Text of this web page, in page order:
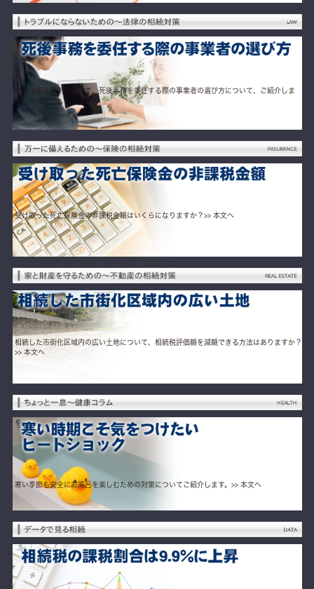
今回は相談事例を通じて、死後事務を委任する際の事業者の選び方について、ご紹介しま
す。
>> 本文へ
受け取った死亡保険金の非課税金額はいくらになりますか？ >> 本文へ
相続した市街化区域内の広い土地について、相続税評価額を減額できる方法はありますか？
>> 本文へ
寒い季節も安全にお風呂を楽しむための対策についてご紹介します。 >> 本文へ